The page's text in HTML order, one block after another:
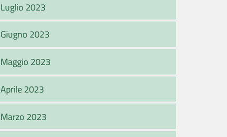
Luglio 2023
Giugno 2023
Maggio 2023
Aprile 2023
Marzo 2023